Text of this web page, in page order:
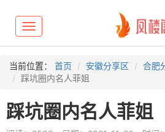
Toggle
navigation
当前位置： 首页 安徽分享区 合肥
踩坑圈内名人菲姐
踩坑圈内名人菲姐